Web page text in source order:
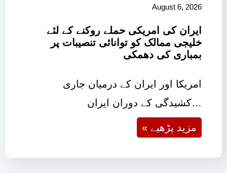
August 6, 2026
ایران کی امریکی حملے روکنے کے لئے
خلیجی ممالک کو توانائی تنصیبات پر
بمباری کی دھمکی
امریکا اور ایران کے درمیان جاری
کشیدگی کے دوران ایران…
« مزید پڑھیے